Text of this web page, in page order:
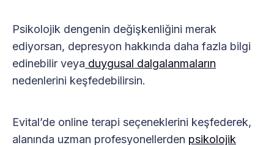
Psikolojik dengenin değişkenliğini merak
ediyorsan, depresyon hakkında daha fazla bilgi
edinebilir veya duygusal dalgalanmaların
nedenlerini keşfedebilirsin.
Evital’de online terapi seçeneklerini keşfederek,
alanında uzman profesyonellerden psikolojik